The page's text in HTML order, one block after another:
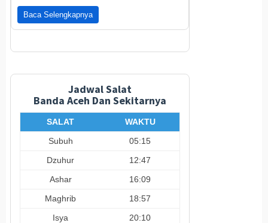
Baca Selengkapnya
Jadwal Salat
Banda Aceh Dan Sekitarnya
SALAT
WAKTU
Subuh
05:15
Dzuhur
12:47
Ashar
16:09
Maghrib
18:57
Isya
20:10